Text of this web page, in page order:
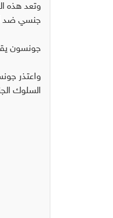
وتعد هذه
جنسي ضد
جونسون
واعتذر
السلوك